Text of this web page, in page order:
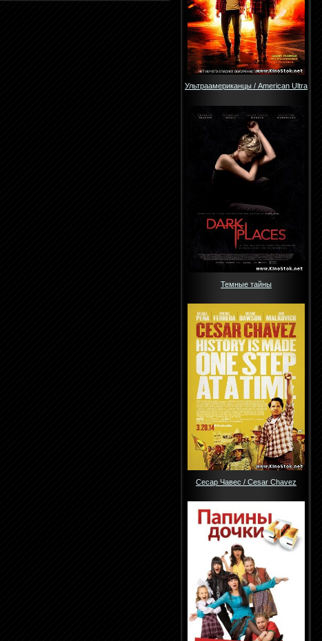
Ультраамериканцы / American Ultra
Темные тайны
Сесар Чавес / Cesar Chavez